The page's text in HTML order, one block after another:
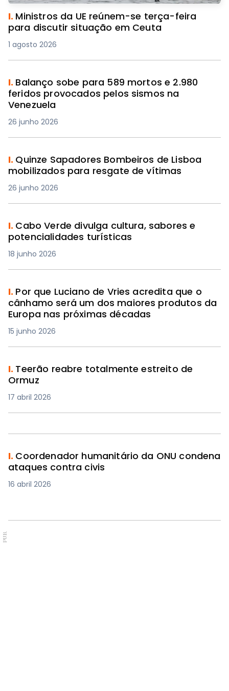
I. Ministros da UE reúnem-se terça-feira
para discutir situação em Ceuta
1 agosto 2026
I. Balanço sobe para 589 mortos e 2.980
feridos provocados pelos sismos na
Venezuela
26 junho 2026
I. Quinze Sapadores Bombeiros de Lisboa
mobilizados para resgate de vítimas
26 junho 2026
I. Cabo Verde divulga cultura, sabores e
potencialidades turísticas
18 junho 2026
I. Por que Luciano de Vries acredita que o
cânhamo será um dos maiores produtos da
Europa nas próximas décadas
15 junho 2026
I. Teerão reabre totalmente estreito de
Ormuz
17 abril 2026
I. Coordenador humanitário da ONU condena
ataques contra civis
16 abril 2026
PUB.